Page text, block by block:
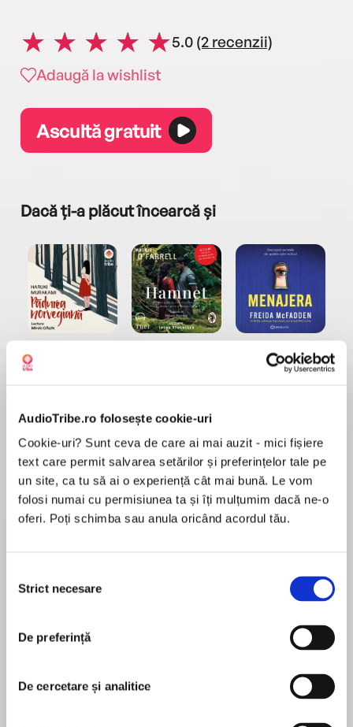
AudioTribe.ro folosește cookie-uri
Cookie-uri? Sunt ceva de care ai mai auzit - mici fișiere
text care permit salvarea setărilor și preferințelor tale pe
un site, ca tu să ai o experiență cât mai bună. Le vom
folosi numai cu permisiunea ta și îți mulțumim dacă ne-o
oferi. Poți schimba sau anula oricând acordul tău.
consimțământului
Strict necesare
De preferință
De cercetare și analitice
5.0 (2 recenzii)
Adaugă la wishlist
Ascultă gratuit
Dacă ți-a plăcut încearcă și
de...
Dani Francis
Diavolul se îmbracă de
la...
Lauren Weisberger
Freida McFadden
Sohn Won-pyung
Desprecarte
distincția esențială dintre o traumă
sufocantă și din absența unui ghidaj adecvat.